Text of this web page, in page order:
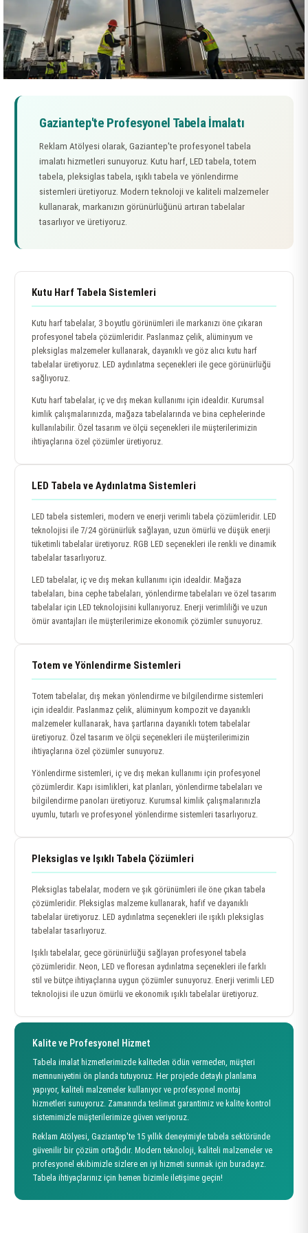
Gaziantep'te Profesyonel Tabela İmalatı
Reklam Atölyesi olarak, Gaziantep'te profesyonel tabela
imalatı hizmetleri sunuyoruz. Kutu harf, LED tabela, totem
tabela, pleksiglas tabela, ışıklı tabela ve yönlendirme
sistemleri üretiyoruz. Modern teknoloji ve kaliteli malzemeler
kullanarak, markanızın görünürlüğünü artıran tabelalar
tasarlıyor ve üretiyoruz.
Kutu Harf Tabela Sistemleri
Kutu harf tabelalar, 3 boyutlu görünümleri ile markanızı öne çıkaran
profesyonel tabela çözümleridir. Paslanmaz çelik, alüminyum ve
pleksiglas malzemeler kullanarak, dayanıklı ve göz alıcı kutu harf
tabelalar üretiyoruz. LED aydınlatma seçenekleri ile gece görünürlüğü
sağlıyoruz.
Kutu harf tabelalar, iç ve dış mekan kullanımı için idealdir. Kurumsal
kimlik çalışmalarınızda, mağaza tabelalarında ve bina cephelerinde
kullanılabilir. Özel tasarım ve ölçü seçenekleri ile müşterilerimizin
ihtiyaçlarına özel çözümler üretiyoruz.
LED Tabela ve Aydınlatma Sistemleri
LED tabela sistemleri, modern ve enerji verimli tabela çözümleridir. LED
teknolojisi ile 7/24 görünürlük sağlayan, uzun ömürlü ve düşük enerji
tüketimli tabelalar üretiyoruz. RGB LED seçenekleri ile renkli ve dinamik
tabelalar tasarlıyoruz.
LED tabelalar, iç ve dış mekan kullanımı için idealdir. Mağaza
tabelaları, bina cephe tabelaları, yönlendirme tabelaları ve özel tasarım
tabelalar için LED teknolojisini kullanıyoruz. Enerji verimliliği ve uzun
ömür avantajları ile müşterilerimize ekonomik çözümler sunuyoruz.
Totem ve Yönlendirme Sistemleri
Totem tabelalar, dış mekan yönlendirme ve bilgilendirme sistemleri
için idealdir. Paslanmaz çelik, alüminyum kompozit ve dayanıklı
malzemeler kullanarak, hava şartlarına dayanıklı totem tabelalar
üretiyoruz. Özel tasarım ve ölçü seçenekleri ile müşterilerimizin
ihtiyaçlarına özel çözümler sunuyoruz.
Yönlendirme sistemleri, iç ve dış mekan kullanımı için profesyonel
çözümlerdir. Kapı isimlikleri, kat planları, yönlendirme tabelaları ve
bilgilendirme panoları üretiyoruz. Kurumsal kimlik çalışmalarınızla
uyumlu, tutarlı ve profesyonel yönlendirme sistemleri tasarlıyoruz.
Pleksiglas ve Işıklı Tabela Çözümleri
Pleksiglas tabelalar, modern ve şık görünümleri ile öne çıkan tabela
çözümleridir. Pleksiglas malzeme kullanarak, hafif ve dayanıklı
tabelalar üretiyoruz. LED aydınlatma seçenekleri ile ışıklı pleksiglas
tabelalar tasarlıyoruz.
Işıklı tabelalar, gece görünürlüğü sağlayan profesyonel tabela
çözümleridir. Neon, LED ve floresan aydınlatma seçenekleri ile farklı
stil ve bütçe ihtiyaçlarına uygun çözümler sunuyoruz. Enerji verimli LED
teknolojisi ile uzun ömürlü ve ekonomik ışıklı tabelalar üretiyoruz.
Kalite ve Profesyonel Hizmet
Tabela imalat hizmetlerimizde kaliteden ödün vermeden, müşteri
memnuniyetini ön planda tutuyoruz. Her projede detaylı planlama
yapıyor, kaliteli malzemeler kullanıyor ve profesyonel montaj
hizmetleri sunuyoruz. Zamanında teslimat garantimiz ve kalite kontrol
sistemimizle müşterilerimize güven veriyoruz.
Reklam Atölyesi, Gaziantep'te 15 yıllık deneyimiyle tabela sektöründe
güvenilir bir çözüm ortağıdır. Modern teknoloji, kaliteli malzemeler ve
profesyonel ekibimizle sizlere en iyi hizmeti sunmak için buradayız.
Tabela ihtiyaçlarınız için hemen bizimle iletişime geçin!